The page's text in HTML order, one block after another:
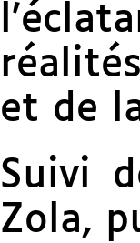
et de
Suivi
Zola,